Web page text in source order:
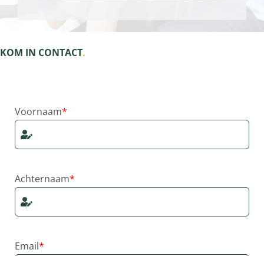
KOM IN CONTACT.
Voornaam*
Achternaam*
Email*